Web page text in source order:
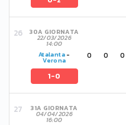
30A GIORNATA
22/03/2026
14:00
Atalanta-
Verona
1-0
0 0 0
31A GIORNATA
04/04/2026
16:00